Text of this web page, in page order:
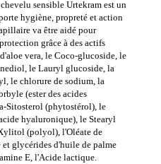
sensible Urtekram est un
hygiène, propreté et action
va être aidé pour
grâce à des actifs
vera, le Coco-glucoside, le
le Lauryl glucoside, la
le chlorure de sodium, la
(ester des acides
Sitosterol (phytostérol), le
hyaluronique), le Stearyl
(polyol), l'Oléate de
glycérides d'huile de palme
E, l'Acide lactique.